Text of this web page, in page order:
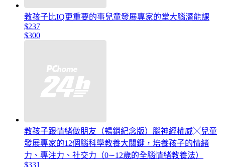
教孩子比IQ更重要的事兒童發展專家的堂大腦潛能課
$237
$300
教孩子跟情緒做朋友（暢銷紀念版）腦神經權威╳兒童
發展專家的12個腦科學教養大關鍵，培養孩子的情緒
力、專注力、社交力（0∼12歲的全腦情緒教養法）
$331